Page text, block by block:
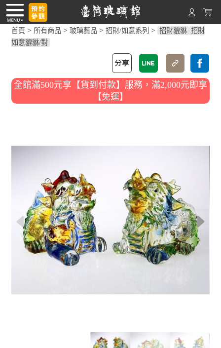
首頁 > 所有商品 >玻璃藝品 >招財/如意系列 > 招財貔貅 招財
如意貔貅/對
全館滿500元享【貨到付款】服務，滿2,000元即享
【免運】